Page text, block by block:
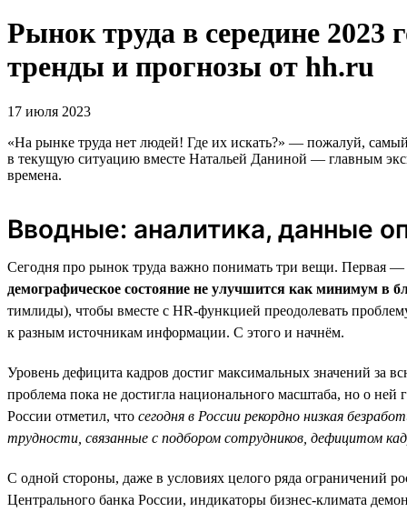
Рынок труда в середине 2023
тренды и прогнозы от hh.ru
17 июля 2023
«На рынке труда нет людей! Где их искать?» — пожалуй,
в текущую ситуацию вместе Натальей Даниной — главным
времена.
Вводные: аналитика, данные
Сегодня про рынок труда важно понимать три вещи. Первая —
демографическое состояние не улучшится как минимум в
тимлиды), чтобы вместе с HR-функцией преодолевать
к разным источникам информации. С этого и начнём.
Уровень дефицита кадров достиг максимальных значений за
проблема пока не достигла национального масштаба, но о
России отметил, что сегодня в России рекордно низкая
трудности, связанные с подбором сотрудников, дефицитом
С одной стороны, даже в условиях целого ряда ограничений
Центрального банка России, индикаторы бизнес-климата